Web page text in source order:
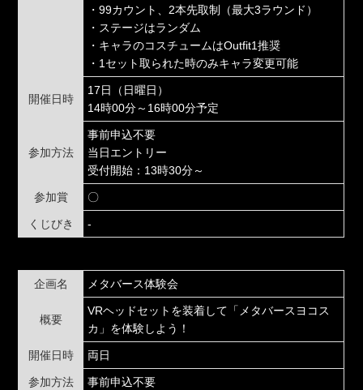
・99カウント、2本先取制（最大3ラウンド）
・ステージはランダム
・キャラのコスチュームはOutfit1推奨
・1セット取られた時のみキャラ変更可能
開催日時
17日（日曜日）
14時00分～16時00分予定
参加方法
事前申込不要
当日エントリー
受付開始：13時30分～
参加賞 〇
くじびき -
企画名 メタバース体験会
概要
VRヘッドセットを装着して「メタバースヨコス
カ」を体験しよう！
開催日時 両日
参加方法 事前申込不要